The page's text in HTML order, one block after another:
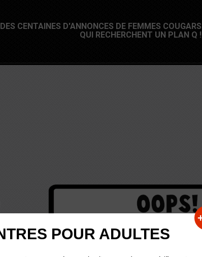
DES CENTAINES D'ANNONCES DE FEMMES COUGARS
QUI RECHERCHENT UN PLAN Q !